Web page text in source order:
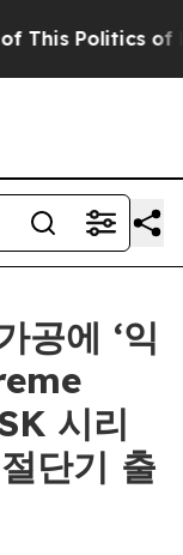
Politics of
공에 ‘익
시리
단기 출